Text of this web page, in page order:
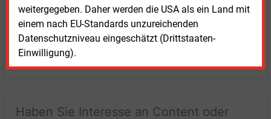
weitergegeben. Daher werden die USA als ein Land mit
einem nach EU-Standards unzureichenden
Datenschutzniveau eingeschätzt (Drittstaaten-
Einwilligung).
LOGIN
Haben Sie Interesse an Content oder